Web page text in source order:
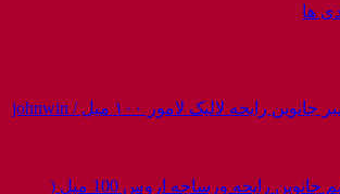
ها
ادکلن زنانه لالیک لامبر جانوین رایحه لالیک لامور ۱۰۰ میل / johnwin